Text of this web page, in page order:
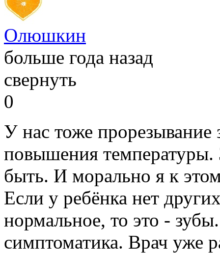
Олюшкин
больше года назад
свернуть
0
У нас тоже прорезывание
повышения температуры.
быть. И морально я к
Если у ребёнка нет
нормальное, то это -
симптоматика. Врач уже